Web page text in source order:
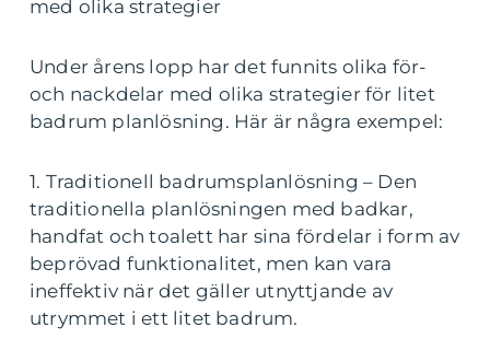
med olika strategier
Under årens lopp har det funnits olika för-
och nackdelar med olika strategier för litet
badrum planlösning. Här är några exempel:
1. Traditionell badrumsplanlösning – Den
traditionella planlösningen med badkar,
handfat och toalett har sina fördelar i form av
beprövad funktionalitet, men kan vara
ineffektiv när det gäller utnyttjande av
utrymmet i ett litet badrum.